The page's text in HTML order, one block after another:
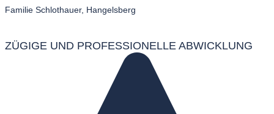
Familie Schlothauer, Hangelsberg
ZÜGIGE UND PROFESSIONELLE ABWICKLUNG